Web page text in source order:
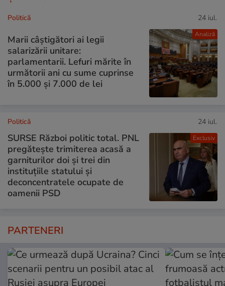
Analiză
Politică 24 iul.
Marii câștigători ai legii
salarizării unitare:
parlamentarii. Lefuri mărite în
următorii ani cu sume cuprinse
în 5.000 și 7.000 de lei
Exclusiv
Politică 24 iul.
SURSE Război politic total. PNL
pregătește trimiterea acasă a
garniturilor doi și trei din
instituțiile statului și
deconcentratele ocupate de
oamenii PSD
PARTENERI